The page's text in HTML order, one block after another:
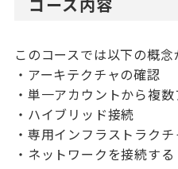
このコースでは以下の概念
・アーキテクチャの確認
・単一アカウントから複
・ハイブリッド接続
・専用インフラストラクチ
・ネットワークを接続する